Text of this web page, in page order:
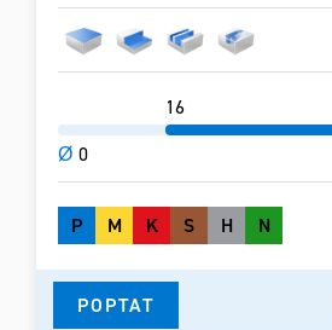
Ø 0
16
P M K S H N
POPTAT